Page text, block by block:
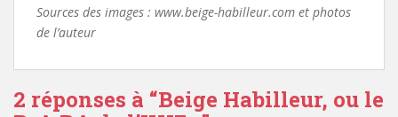
Sources des images : www.beige-habilleur.com et photos
de l’auteur
2 réponses à “Beige Habilleur, ou le